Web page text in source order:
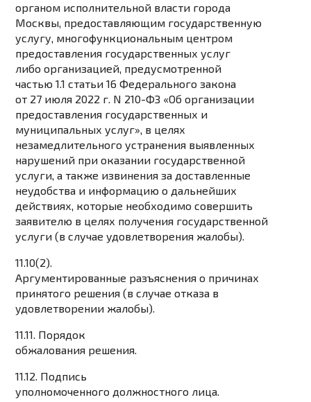
органом исполнительной власти города
Москвы, предоставляющим государственную
услугу, многофункциональным центром
предоставления государственных услуг
либо организацией, предусмотренной
частью 1.1 статьи 16 Федерального закона
от 27 июля 2022 г. N 210-ФЗ «Об организации
предоставления государственных и
муниципальных услуг», в целях
незамедлительного устранения выявленных
нарушений при оказании государственной
услуги, а также извинения за доставленные
неудобства и информацию о дальнейших
действиях, которые необходимо совершить
заявителю в целях получения государственной
услуги (в случае удовлетворения жалобы).
11.10(2).
Аргументированные разъяснения о причинах
принятого решения (в случае отказа в
удовлетворении жалобы).
11.11. Порядок
обжалования решения.
11.12. Подпись
уполномоченного должностного лица.